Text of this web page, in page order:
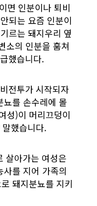
면 인분이나 퇴비
되는 요즘 인분이
르는 돼지우리 옆
소의 인분을 훔쳐
했습니다.
전투가 시작되자
뇨를 손수레에 몰
성)이 머리끄덩이
했습니다.
살아가는 여성은
를 지어 가족의
돼지분뇨를 지키